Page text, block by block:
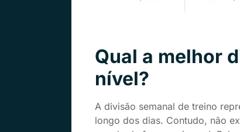
Qual a melhor
nível?
A divisão semanal de treino
longo dos dias. Contudo, não